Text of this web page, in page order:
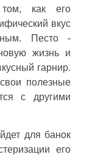
как его
вкус
Песто -
жизнь и
гарнир.
полезные
с другими
для банок
его